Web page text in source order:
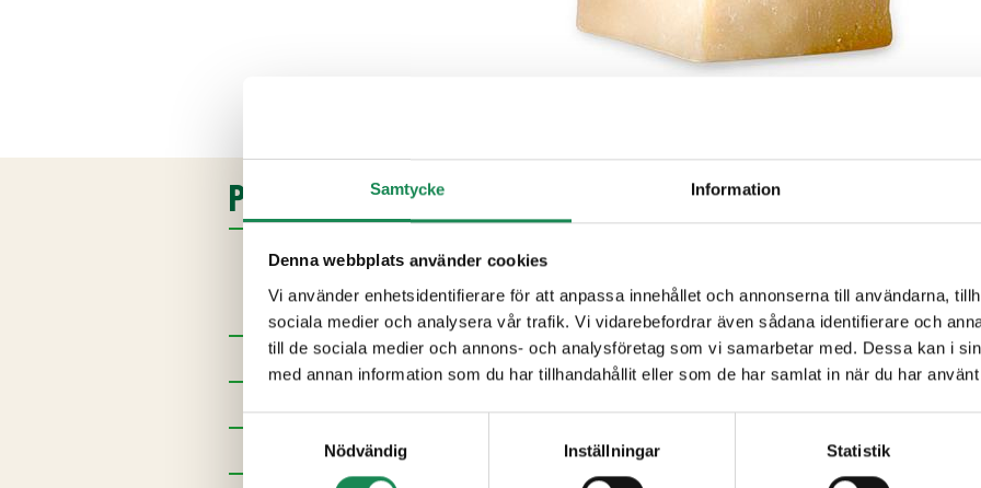
Samtycke Information
Denna webbplats använder cookies
Vi använder enhetsidentifierare för att anpassa innehållet och annonserna till användarna,
sociala medier och analysera vår trafik. Vi vidarebefordrar även sådana identifierare och
till de sociala medier och annons- och analysföretag som vi samarbetar med. Dessa kan i
med annan information som du har tillhandahållit eller som de har samlat in när du har
Samtyckesval
Nödvändig
Inställningar Statistik
PRODUKTINFORMATION
Ingredienser
Termiserad fårMJÖLK, salt, löpe.
Förpackningsstorlekar
Specialdieter
Näringsinnehåll